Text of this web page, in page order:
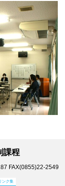
課程
FAX(0855)22-2549
ンク集